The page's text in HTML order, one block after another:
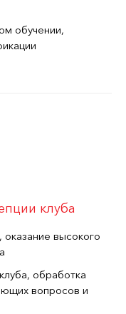
обучении,
клуба
оказание высокого
обработка
вопросов и